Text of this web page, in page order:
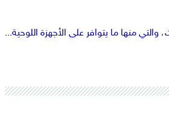
منها ما يتوافر على الأجهزة اللوحية...